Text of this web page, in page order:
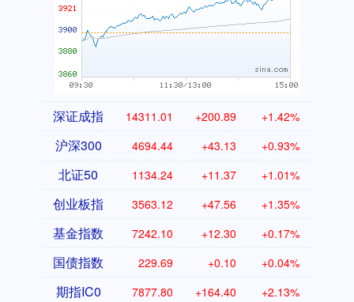
深证成指 14311.01 +200.89 +1.42%
沪深300 4694.44 +43.13 +0.93%
北证50 1134.24 +11.37 +1.01%
创业板指 3563.12 +47.56 +1.35%
基金指数 7242.10 +12.30 +0.17%
国债指数 229.69 +0.10 +0.04%
期指IC0 7877.80 +164.40 +2.13%